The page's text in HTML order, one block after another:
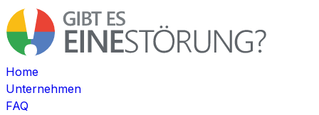
Home
Unternehmen
FAQ